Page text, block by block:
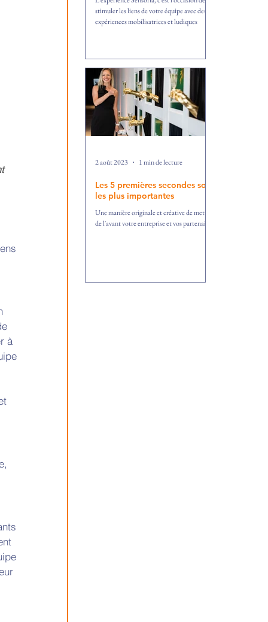
à
stimuler les liens de votre équipe avec des
expériences mobilisatrices et ludiques
Les 5 premières secondes sont
les plus importantes
Une manière originale et créative de mettre
de l'avant votre entreprise et vos partenaires
2 août 2023 1 min de lecture